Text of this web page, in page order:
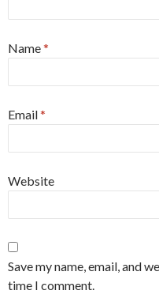
Name*
Email*
Website
Save my name, email, and
time I comment.